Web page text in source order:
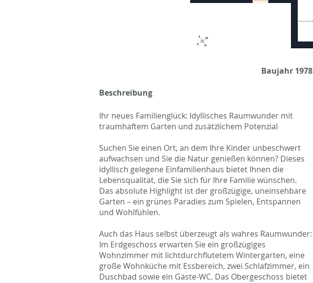
Baujahr 1978
Beschreibung
Ihr neues Familienglück: Idyllisches Raumwunder mit
traumhaftem Garten und zusätzlichem Potenzial
Suchen Sie einen Ort, an dem Ihre Kinder unbeschwert
aufwachsen und Sie die Natur genießen können? Dieses
idyllisch gelegene Einfamilienhaus bietet Ihnen die
Lebensqualität, die Sie sich für Ihre Familie wünschen.
Das absolute Highlight ist der großzügige, uneinsehbare
Garten – ein grünes Paradies zum Spielen, Entspannen
und Wohlfühlen.
Auch das Haus selbst überzeugt als wahres Raumwunder:
Im Erdgeschoss erwarten Sie ein großzügiges
Wohnzimmer mit lichtdurchflutetem Wintergarten, eine
große Wohnküche mit Essbereich, zwei Schlafzimmer, ein
Duschbad sowie ein Gäste-WC. Das Obergeschoss bietet